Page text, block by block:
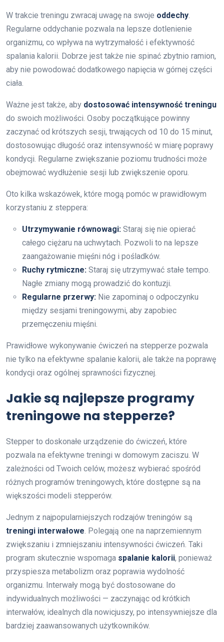
W trakcie treningu zwracaj uwagę na swoje oddechy
Regularne oddychanie pozwala na lepsze dotlenienie
organizmu, co wpływa na wytrzymałość i efektywność
spalania kalorii. Dobrze jest także nie spinać zbytnio ramion,
aby nie powodować dodatkowego napięcia w górnej części
ciała.
Ważne jest także, aby dostosować intensywność treningu
do swoich możliwości. Osoby początkujące powinny
zaczynać od krótszych sesji, trwających od 10 do 15 minut,
dostosowując długość oraz intensywność w miarę poprawy
kondycji. Regularne zwiększanie poziomu trudności może
obejmować wydłużenie sesji lub zwiększenie oporu.
Oto kilka wskazówek, które mogą pomóc w prawidłowym
korzystaniu z steppera:
Utrzymywanie równowagi: Staraj się nie opierać
całego ciężaru na uchwytach. Pozwoli to na lepsze
zaangażowanie mięśni nóg i pośladków.
Ruchy rytmiczne: Staraj się utrzymywać stałe tempo.
Nagłe zmiany mogą prowadzić do kontuzji.
Regularne przerwy: Nie zapominaj o odpoczynku
między sesjami treningowymi, aby zapobiec
przemęczeniu mięśni.
Prawidłowe wykonywanie ćwiczeń na stepperze pozwala
nie tylko na efektywne spalanie kalorii, ale także na poprawę
kondycji oraz ogólnej sprawności fizycznej.
Jakie są najlepsze programy
treningowe na stepperze?
Stepper to doskonałe urządzenie do ćwiczeń, które
pozwala na efektywne treningi w domowym zaciszu. W
zależności od Twoich celów, możesz wybierać spośród
różnych programów treningowych, które dostępne są na
większości modeli stepperów.
Jednym z najpopularniejszych rodzajów treningów są
treningi interwałowe . Polegają one na naprzemiennym
zwiększaniu i zmniejszaniu intensywności ćwiczeń. Taki
program skutecznie wspomaga spalanie kalorii, ponieważ
przyspiesza metabolizm oraz poprawia wydolność
organizmu. Interwały mogą być dostosowane do
indywidualnych możliwości — zaczynając od krótkich
interwałów, idealnych dla nowicjuszy, po intensywniejsze dla
bardziej zaawansowanych użytkowników.